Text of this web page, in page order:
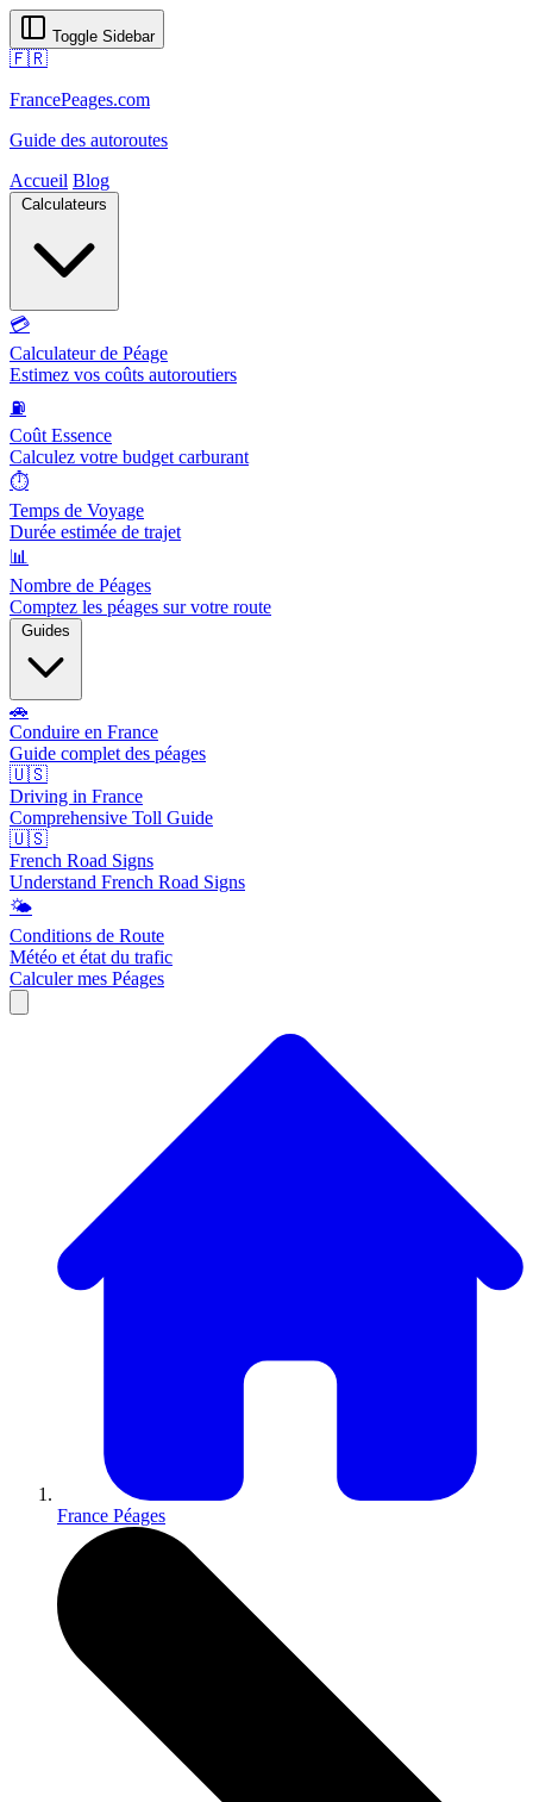
Toggle Sidebar
🇫🇷
FrancePeages.com
Guide des autoroutes
Accueil Blog
Calculateurs
💳
Calculateur de Péage
Estimez vos coûts autoroutiers
⛽
Coût Essence
Calculez votre budget carburant
⏱️
Temps de Voyage
Durée estimée de trajet
📊
Nombre de Péages
Comptez les péages sur votre route
Guides
🚗
Conduire en France
Guide complet des péages
🇺🇸
Driving in France
Comprehensive Toll Guide
🇺🇸
French Road Signs
Understand French Road Signs
🌤️
Conditions de Route
Météo et état du trafic
Calculer mes Péages
France Péages